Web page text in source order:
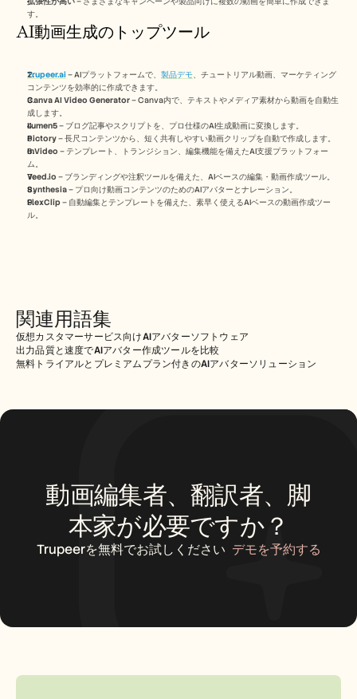
す。
AI動画生成のトップツール
Trupeer.ai – AIプラットフォームで、 製品デモ、チュートリアル動画、マーケティング
コンテンツを効率的に作成できます。
Canva AI Video Generator – Canva内で、テキストやメディア素材から動画を自動生
成します。
Lumen5 – ブログ記事やスクリプトを、プロ仕様のAI生成動画に変換します。
Pictory – 長尺コンテンツから、短く共有しやすい動画クリップを自動で作成します。
InVideo – テンプレート、トランジション、編集機能を備えたAI支援プラットフォー
ム。
Veed.io – ブランディングや注釈ツールを備えた、AIベースの編集・動画作成ツール。
Synthesia – プロ向け動画コンテンツのためのAIアバターとナレーション。
FlexClip – 自動編集とテンプレートを備えた、素早く使えるAIベースの動画作成ツー
ル。
関連用語集
仮想カスタマーサービス向けAIアバターソフトウェア
出力品質と速度でAIアバター作成ツールを比較
無料トライアルとプレミアムプラン付きのAIアバターソリューション
動画編集者、翻訳者、脚
本家が必要ですか？
Trupeerを無料でお試しください デモを予約する